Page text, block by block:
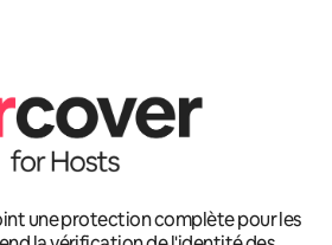
une protection complète pour les